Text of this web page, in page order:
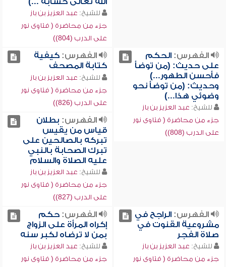
للشيخ: عبد العزيز بن باز
جزء من محاضرة ( فتاوى نور
على الدرب (804))
الفهرس:الحكم
على حديث: (من توضأ
فأحسن الطهور...)
وحديث: (من توضأ نحو
وضوئي هذا...)
للشيخ: عبد العزيز بن باز
جزء من محاضرة ( فتاوى نور
على الدرب (808))
الفهرس:كيفية
كتابة المصحف
للشيخ: عبد العزيز بن باز
جزء من محاضرة ( فتاوى نور
على الدرب (826))
الفهرس: بطلان
قياس من يقيس
تبركه بالصالحين على
تبرك الصحابة بالنبي
عليه الصلاة والسلام
للشيخ: عبد العزيز بن باز
جزء من محاضرة ( فتاوى نور
على الدرب (827))
الفهرس:الراجح في
مشروعية القنوت في
صلاة الفجر
للشيخ: عبد العزيز بن باز
جزء من محاضرة ( فتاوى نور
الفهرس:حكم
إكراه المرأة على الزواج
بمن لا ترضاه لكبر سنه
للشيخ: عبد العزيز بن باز
جزء من محاضرة ( فتاوى نور